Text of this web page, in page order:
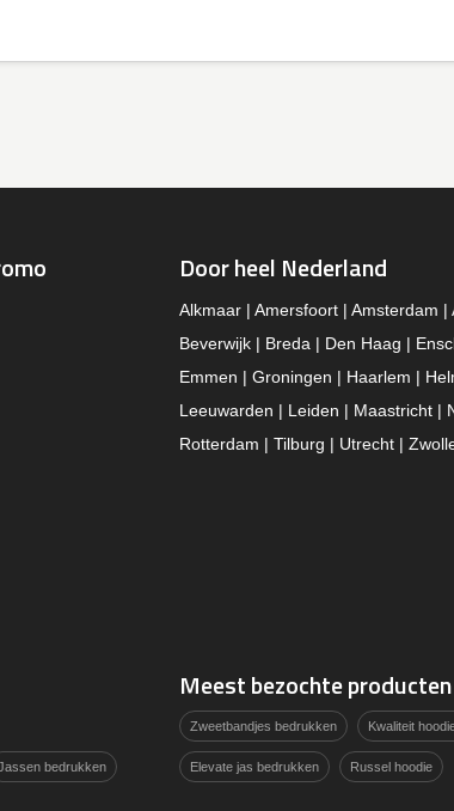
Door heel Nederland
Alkmaar | Amersfoort | Amsterdam |
Beverwijk | Breda | Den Haag |
Emmen | Groningen | Haarlem |
Leeuwarden | Leiden | Maastricht |
Rotterdam | Tilburg | Utrecht |
bedrukken
Meest bezochte producten
Zweetbandjes bedrukken Kwaliteit
Elevate jas bedrukken Russel hoodie